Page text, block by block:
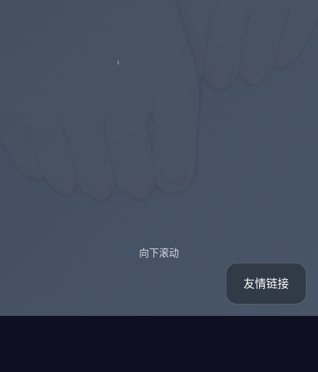
向下滚动
友情链接